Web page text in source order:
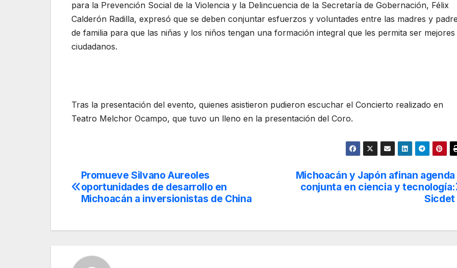
para la Prevención Social de la Violencia y la Delincuencia de la Secretaría de Gobernación, Félix
Calderón Radilla, expresó que se deben conjuntar esfuerzos y voluntades entre las madres y
de familia para que las niñas y los niños tengan una formación integral que les permita ser mejores
ciudadanos.
Tras la presentación del evento, quienes asistieron pudieron escuchar el Concierto realizado en
Teatro Melchor Ocampo, que tuvo un lleno en la presentación del Coro.
Navegación
de
Michoacán y Japón afinan agenda
conjunta en ciencia y tecnología:
Sicdet
Promueve Silvano Aureoles
oportunidades de desarrollo en
Michoacán a inversionistas de China